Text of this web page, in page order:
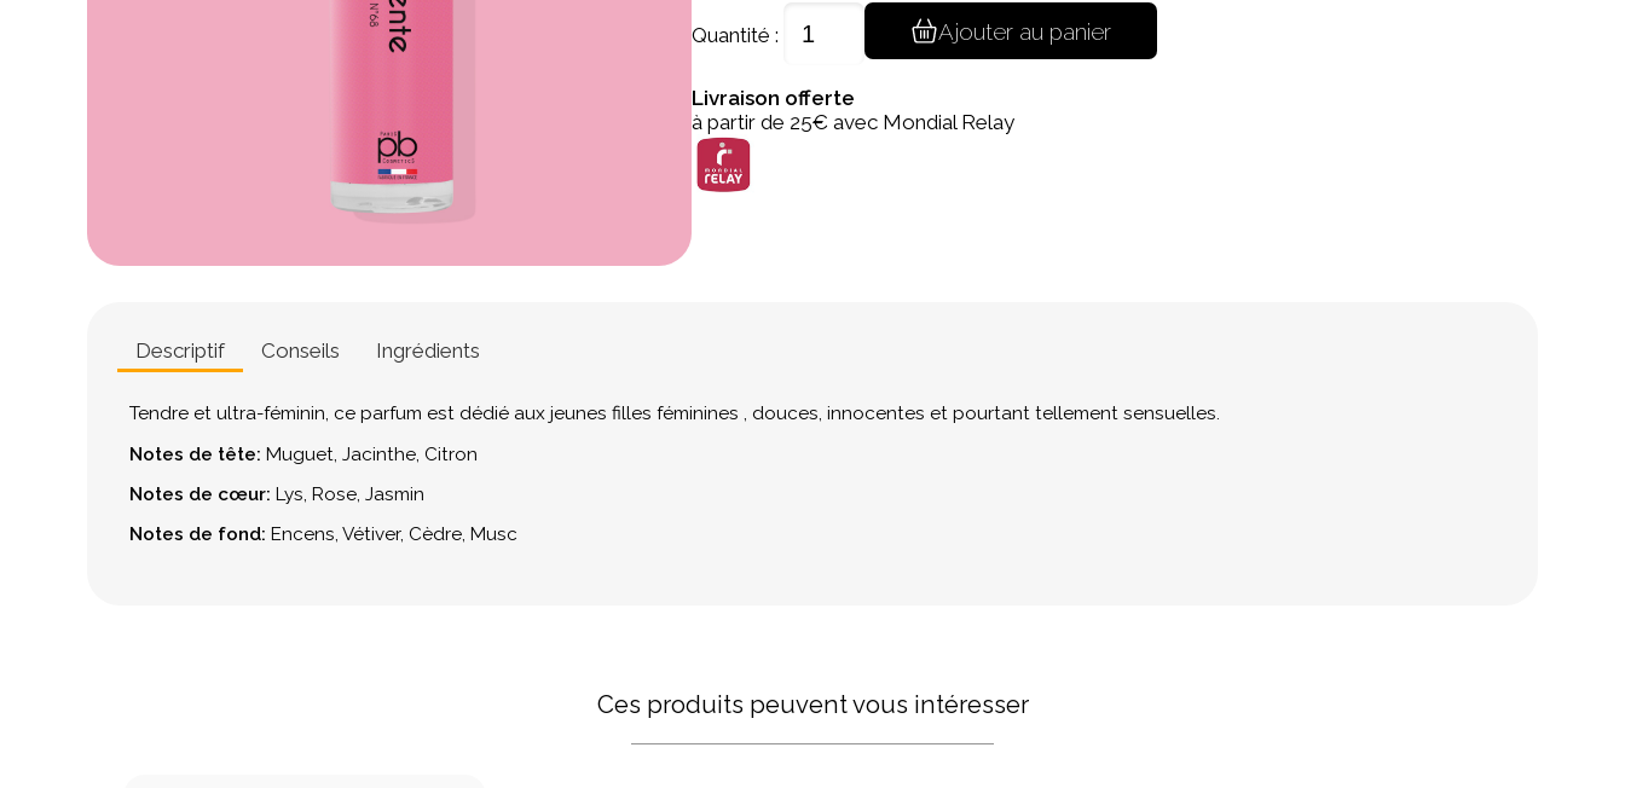
Quantité : Ajouter au panier
Livraison offerte
à partir de 25€ avec Mondial Relay
Descriptif Conseils Ingrédients
Tendre et ultra-féminin, ce parfum est dédié aux jeunes filles féminines , douces, innocentes et pourtant tellement sensuelles.
Notes de tête: Muguet, Jacinthe, Citron
Notes de cœur: Lys, Rose, Jasmin
Notes de fond: Encens, Vétiver, Cèdre, Musc
Ces produits peuvent vous intéresser